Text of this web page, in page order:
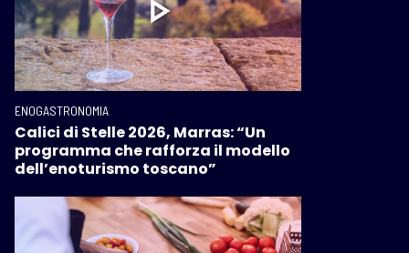
ENOGASTRONOMIA
Calici di Stelle 2026, Marras: “Un
programma che rafforza il modello
dell’enoturismo toscano”